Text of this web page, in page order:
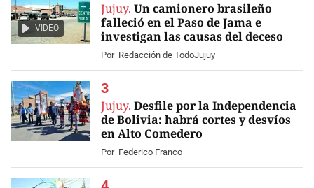
VIDEO
Jujuy. Un camionero brasileño
falleció en el Paso de Jama e
investigan las causas del deceso
Por Redacción de TodoJujuy
Jujuy. Desfile por la Independencia
de Bolivia: habrá cortes y desvíos
en Alto Comedero
Por Federico Franco